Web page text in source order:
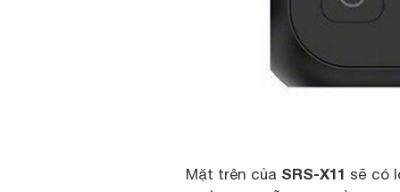
Mặt trên của SRS-X11 sẽ có